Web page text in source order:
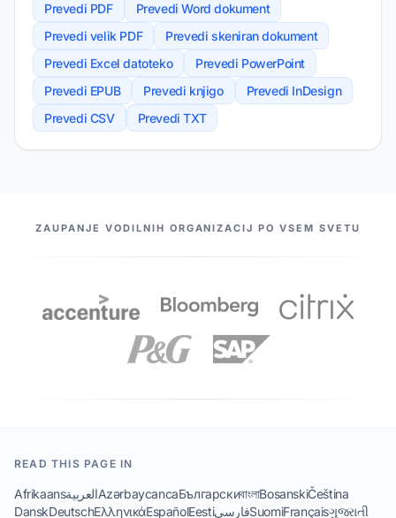
Prevedi PDF
Prevedi Word dokument
Prevedi velik PDF
Prevedi skeniran dokument
Prevedi Excel datoteko
Prevedi PowerPoint
Prevedi EPUB
Prevedi knjigo
Prevedi InDesign
Prevedi CSV
Prevedi TXT
NAŠI PARTNERJI
ZAUPANJE VODILNIH ORGANIZACIJ PO VSEM SVETU
READ THIS PAGE IN
AfrikaansالعربيةAzərbaycancaБългарскиবাংলাBosanskiČeština
DanskDeutschΕλληνικάEspañolEestiفارسیSuomiFrançaisગુજરાતી